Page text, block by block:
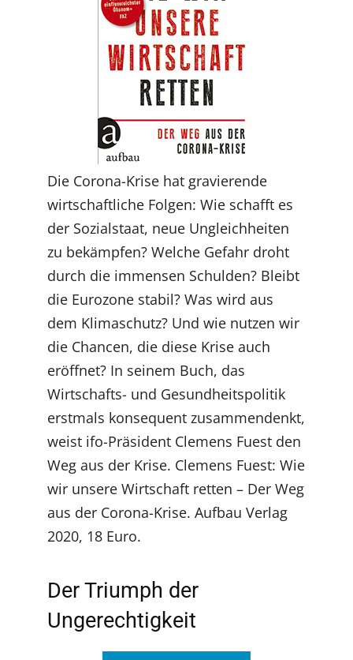
Die Corona-Krise hat gravierende
wirtschaftliche Folgen: Wie schafft es
der Sozialstaat, neue Ungleichheiten
zu bekämpfen? Welche Gefahr droht
durch die immensen Schulden? Bleibt
die Eurozone stabil? Was wird aus
dem Klimaschutz? Und wie nutzen wir
die Chancen, die diese Krise auch
eröffnet? In seinem Buch, das
Wirtschafts- und Gesundheitspolitik
erstmals konsequent zusammendenkt,
weist ifo-Präsident Clemens Fuest den
Weg aus der Krise. Clemens Fuest: Wie
wir unsere Wirtschaft retten – Der Weg
aus der Corona-Krise. Aufbau Verlag
2020, 18 Euro.
Der Triumph der
Ungerechtigkeit